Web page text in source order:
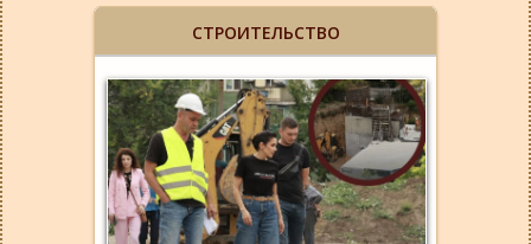
СТРОИТЕЛЬСТВО